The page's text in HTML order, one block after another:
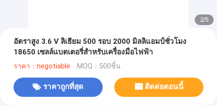
2/5
อัตราสูง 3.6 V ลิเธียม 500 รอบ 2000 มิลลิแอมป์ชั่วโมง
18650 เซลล์แบตเตอรี่สำหรับเครื่องมือไฟฟ้า
ราคา：negotiable MOQ：500ชิ้น
ราคาถูกที่สุด ติดต่อตอนนี้